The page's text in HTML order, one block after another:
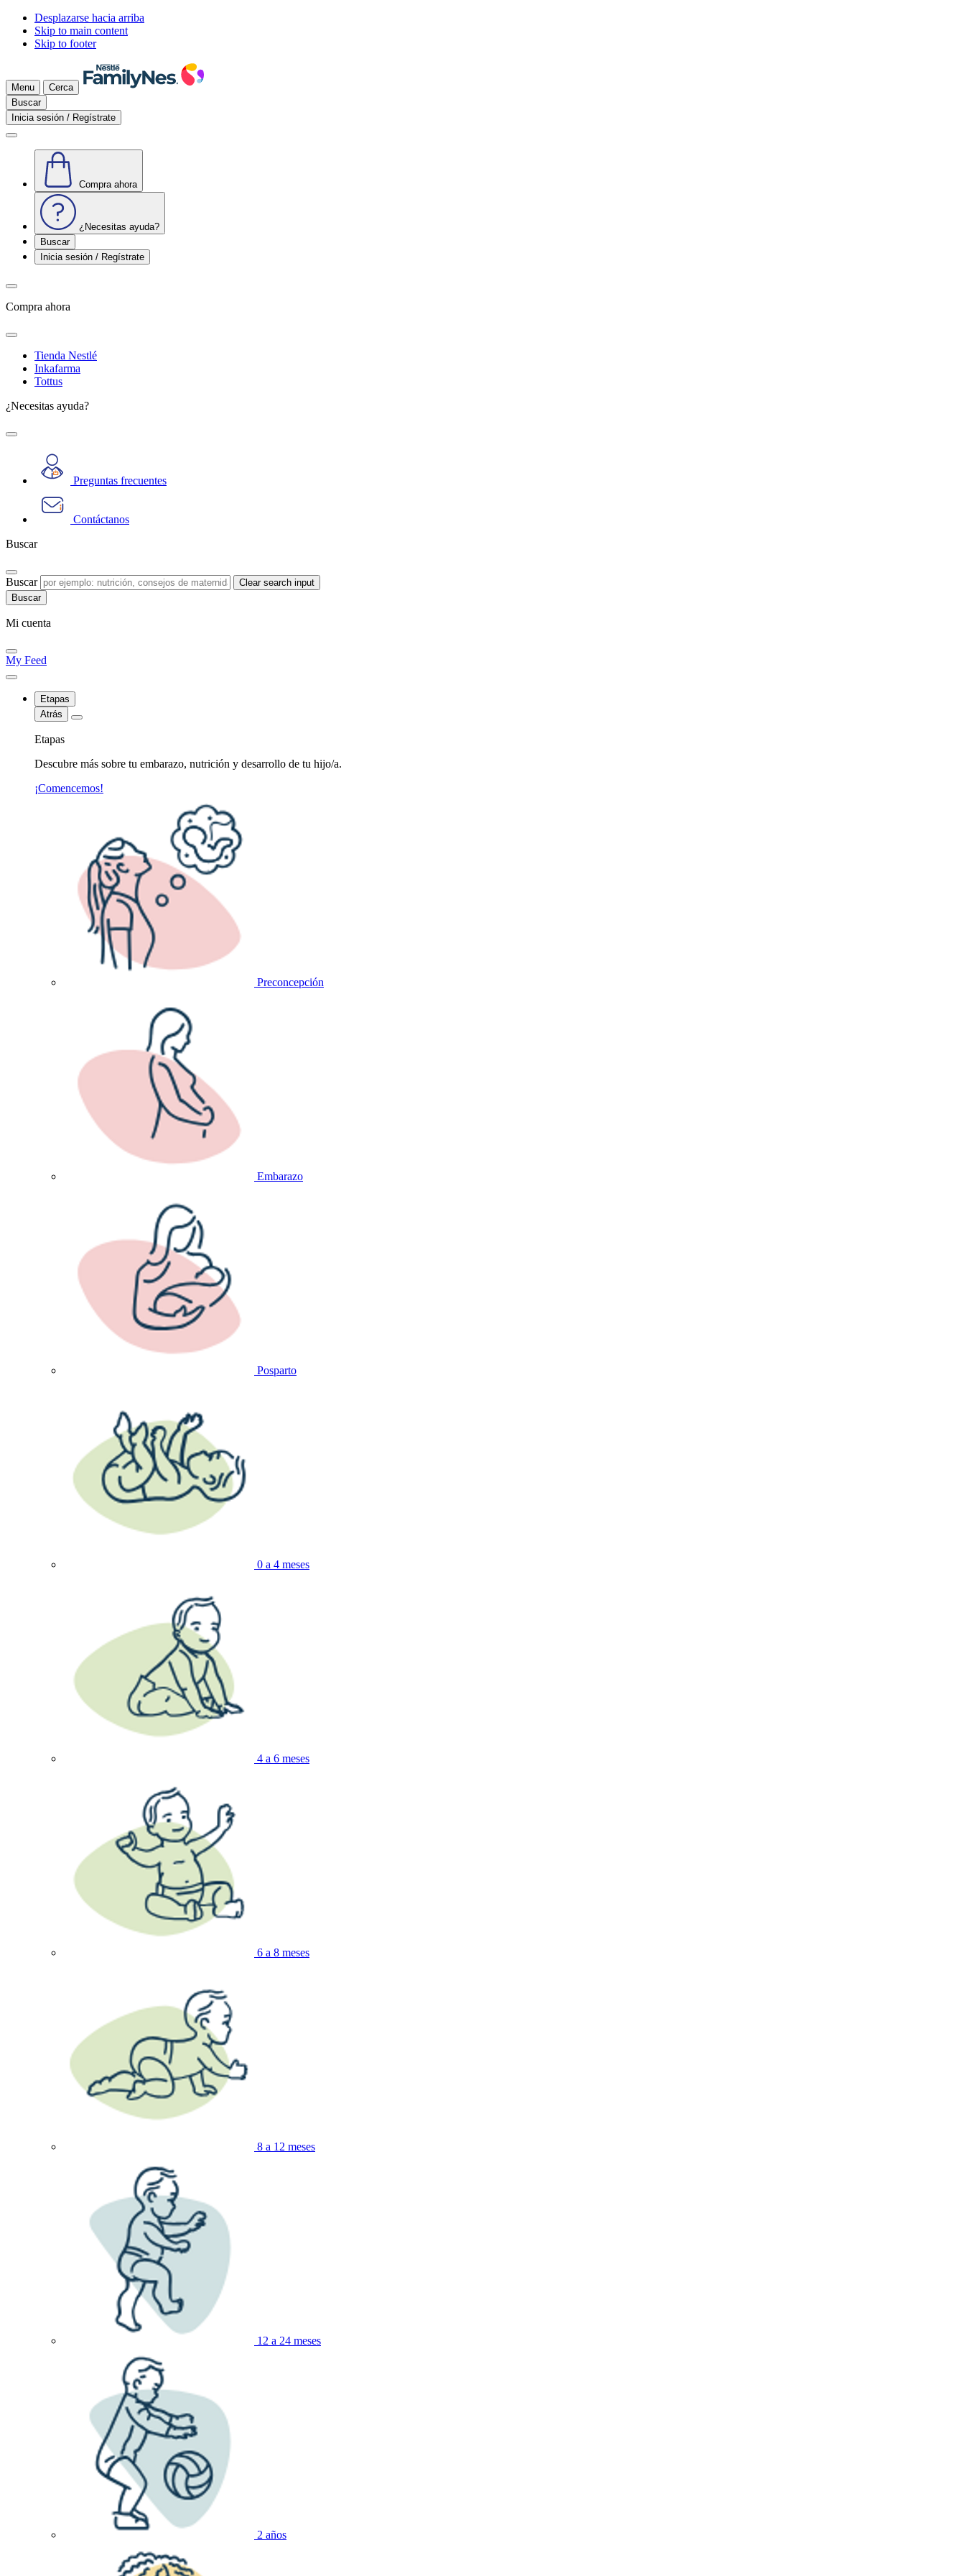
Desplazarse hacia arriba
Skip to main content
Skip to footer
Menu
Cerca
Buscar
Inicia sesión / Regístrate
Compra ahora
¿Necesitas ayuda?
Buscar
Inicia sesión / Regístrate
Compra ahora
Tienda Nestlé
Inkafarma
Tottus
¿Necesitas ayuda?
Preguntas frecuentes
Contáctanos
Buscar
Buscar Clear search input
Mi cuenta
My Feed
Etapas
Atrás
Etapas
Descubre más sobre tu embarazo, nutrición y desarrollo de tu hijo/a.
¡Comencemos!
Preconcepción
Embarazo
Posparto
0 a 4 meses
4 a 6 meses
6 a 8 meses
8 a 12 meses
12 a 24 meses
2 años